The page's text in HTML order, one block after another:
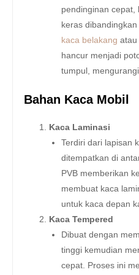
pendinginan cepat,
keras
kaca belakang atau
hancur menjadi
tumpul,
Bahan Kaca Mobil
Kaca Laminasi
Terdiri dari lapisan
ditempatkan di
PVB memberikan
membuat kaca
untuk kaca depan
Kaca Tempered
Dibuat dengan
tinggi kemudian
cepat. Proses ini